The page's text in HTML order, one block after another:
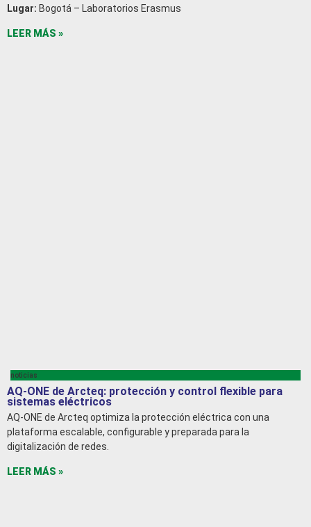
Lugar: Bogotá – Laboratorios Erasmus
LEER MÁS »
noticias
AQ-ONE de Arcteq: protección y control flexible para
sistemas eléctricos
AQ-ONE de Arcteq optimiza la protección eléctrica con una
plataforma escalable, configurable y preparada para la
digitalización de redes.
LEER MÁS »